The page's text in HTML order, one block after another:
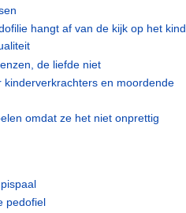
hangt af van de kijk op het kind
de liefde niet
kinderverkrachters en moordende
omdat ze het niet onprettig
pedofiel